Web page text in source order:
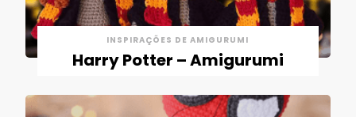
INSPIRAÇÕES DE AMIGURUMI
Harry Potter – Amigurumi